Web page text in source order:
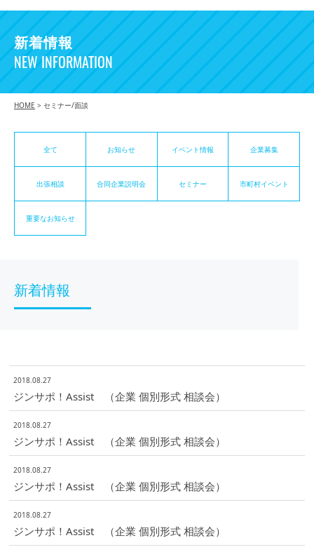
新着情報
NEW INFORMATION
HOME > セミナー/面談
全て お知らせ イベント情報 企業募集
出張相談 合同企業説明会 セミナー 市町村イベント
重要なお知らせ
新着情報
2018.08.27
ジンサポ！Assist （企業 個別形式 相談会）
2018.08.27
ジンサポ！Assist （企業 個別形式 相談会）
2018.08.27
ジンサポ！Assist （企業 個別形式 相談会）
2018.08.27
ジンサポ！Assist （企業 個別形式 相談会）